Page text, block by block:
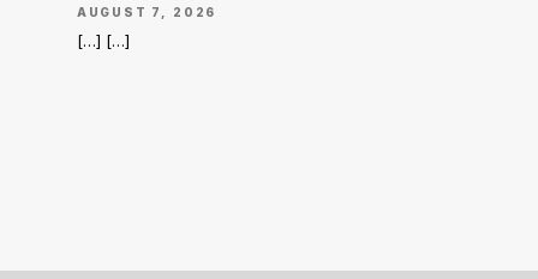
AUGUST 7, 2026
[…] […]